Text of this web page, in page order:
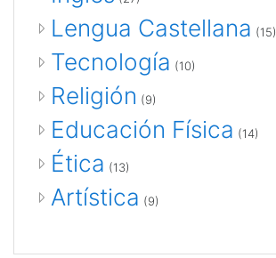
Lengua Castellana (15)
Tecnología (10)
Religión (9)
Educación Física (14)
Ética (13)
Artística (9)